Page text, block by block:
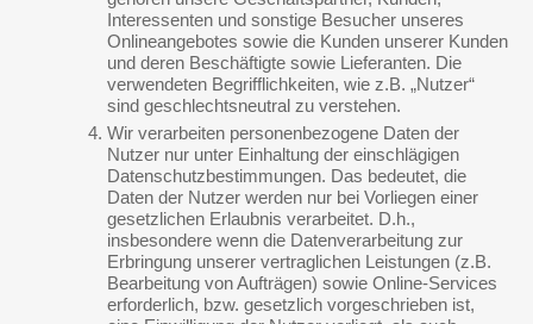
Interessenten und sonstige Besucher unseres
Onlineangebotes sowie die Kunden unserer Kunden
und deren Beschäftigte sowie Lieferanten. Die
verwendeten Begrifflichkeiten, wie z.B. „Nutzer“
sind geschlechtsneutral zu verstehen.
Wir verarbeiten personenbezogene Daten der
Nutzer nur unter Einhaltung der einschlägigen
Datenschutzbestimmungen. Das bedeutet, die
Daten der Nutzer werden nur bei Vorliegen einer
gesetzlichen Erlaubnis verarbeitet. D.h.,
insbesondere wenn die Datenverarbeitung zur
Erbringung unserer vertraglichen Leistungen (z.B.
Bearbeitung von Aufträgen) sowie Online-Services
erforderlich, bzw. gesetzlich vorgeschrieben ist,